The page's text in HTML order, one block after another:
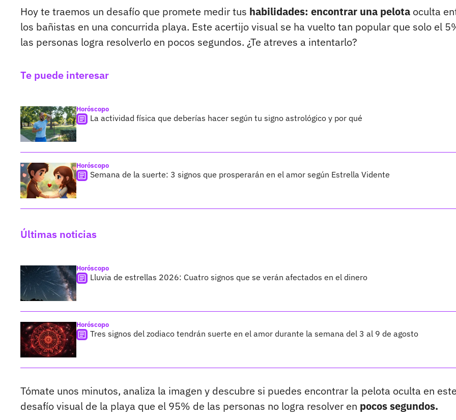
Hoy te traemos un desafío que promete medir tus habilidades: encontrar una pelota oculta
los bañistas en una concurrida playa. Este acertijo visual se ha vuelto tan popular que solo el
las personas logra resolverlo en pocos segundos. ¿Te atreves a intentarlo?
Te puede interesar
Horóscopo
La actividad física que deberías hacer según tu signo astrológico y por qué
Horóscopo
Semana de la suerte: 3 signos que prosperarán en el amor según Estrella Vidente
Últimas noticias
Horóscopo
Lluvia de estrellas 2026: Cuatro signos que se verán afectados en el dinero
Horóscopo
Tres signos del zodiaco tendrán suerte en el amor durante la semana del 3 al 9 de agosto
Tómate unos minutos, analiza la imagen y descubre si puedes encontrar la pelota oculta en
desafío visual de la playa que el 95% de las personas no logra resolver en pocos segundos.